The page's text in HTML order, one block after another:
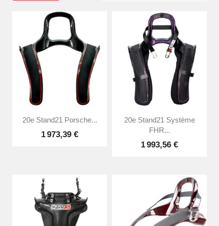
20e Stand21 Porsche...
1 973,39 €
20e Stand21 Système
FHR...
1 993,56 €